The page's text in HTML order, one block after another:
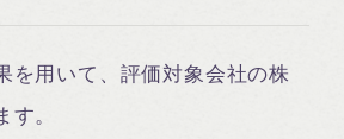
を用いて、評価対象会社の株
す。